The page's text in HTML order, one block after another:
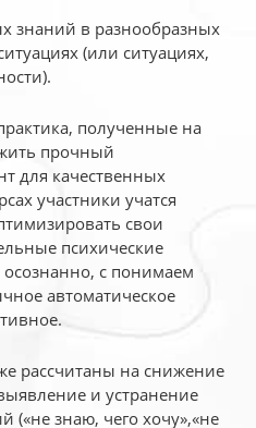
знаний в разнообразных
(или ситуациях,
полученные на
прочный
для качественных
участники учатся
свои
психические
осознанно, с понимаем
автоматическое
рассчитаны на снижение
и устранение
(«не знаю, чего хочу»,«не